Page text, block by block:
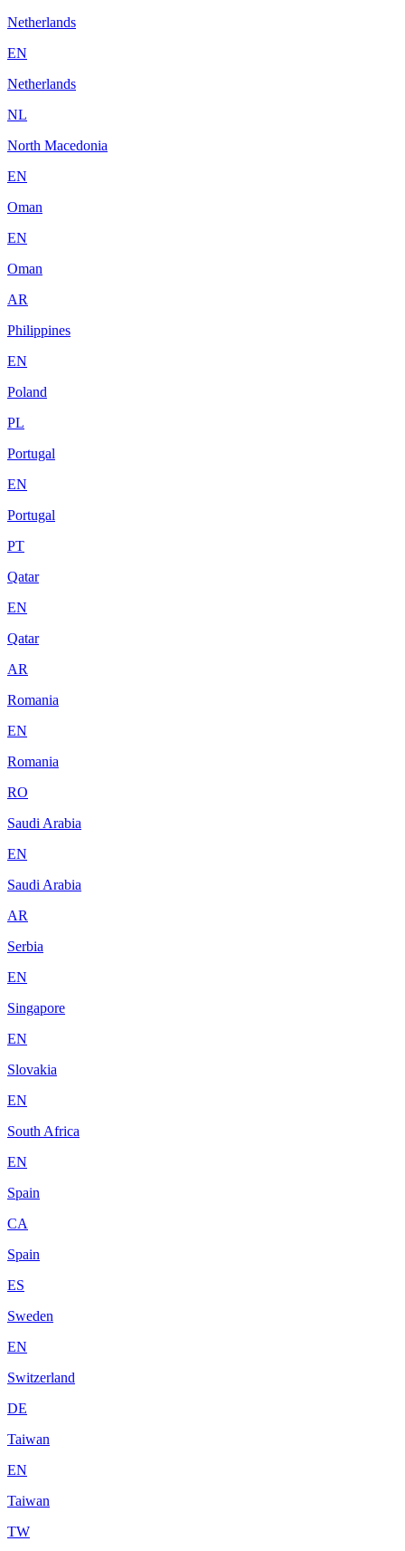
Netherlands
EN
Netherlands
NL
North Macedonia
EN
Oman
EN
Oman
AR
Philippines
EN
Poland
PL
Portugal
EN
Portugal
PT
Qatar
EN
Qatar
AR
Romania
EN
Romania
RO
Saudi Arabia
EN
Saudi Arabia
AR
Serbia
EN
Singapore
EN
Slovakia
EN
South Africa
EN
Spain
CA
Spain
ES
Sweden
EN
Switzerland
DE
Taiwan
EN
Taiwan
TW